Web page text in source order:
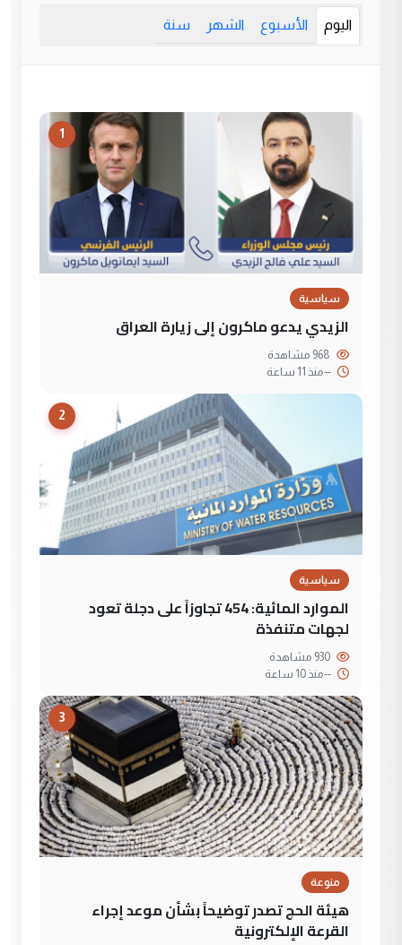
اليوم الأسبوع الشهر سنة
1
سياسية
الزيدي يدعو ماكرون إلى زيارة العراق
--منذ 11 ساعة
2
سياسية
الموارد المائية: 454 تجاوزاً على دجلة تعود
لجهات متنفذة
--منذ 10 ساعة
3
منوعة
هيئة الحج تصدر توضيحاً بشأن موعد إجراء
القرعة الإلكترونية